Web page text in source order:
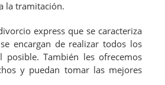
la tramitación.
express que se caracteriza
encargan de realizar todos los
También les ofrecemos
y puedan tomar las mejores